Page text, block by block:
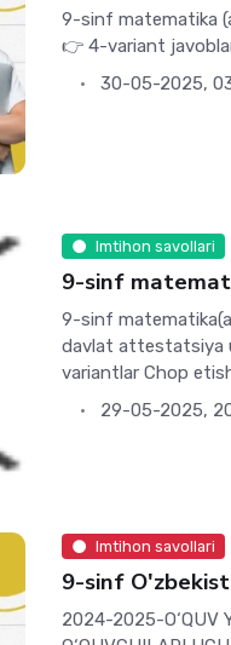
9-sinf matematika
👉 4-variant
30-05-2025,
Imtihon savollari
9-sinf
9-sinf
davlat attestatsiya
variantlar Chop
29-05-2025,
Imtihon savollari
9-sinf
2024-2025-O‘QUV